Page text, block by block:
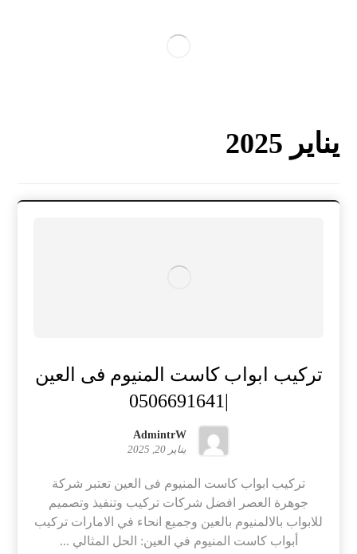
يناير 2025
تركيب ابواب كاست المنيوم فى العين
AdmintrW
يناير 20, 2025
تركيب ابواب كاست المنيوم فى العين تعتبر شركة
جوهرة العصر افضل شركات تركيب وتنفيذ وتصميم
للابواب بالالمنيوم بالعين وجميع انحاء في الامارات تركيب
أبواب كاست المنيوم في العين: الحل المثالي ...